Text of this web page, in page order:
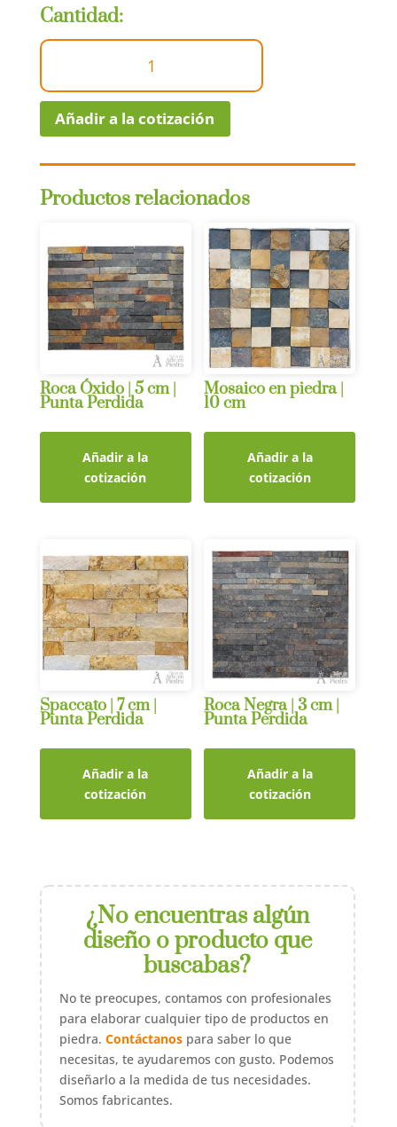
Cantidad:
Muro
|
Piedra
Piña
Añadir a la cotización
Productos relacionados
Roca Óxido | 5 cm |
Punta Perdida
Añadir a la
cotización
Mosaico en piedra |
10 cm
Añadir a la
cotización
Spaccato | 7 cm |
Punta Perdida
Añadir a la
cotización
Roca Negra | 3 cm |
Punta Perdida
Añadir a la
cotización
¿No encuentras algún
diseño o producto que
buscabas?
No te preocupes, contamos con profesionales
para elaborar cualquier tipo de productos en
piedra. Contáctanospara saber lo que
necesitas, te ayudaremos con gusto. Podemos
diseñarlo a la medida de tus necesidades.
Somos fabricantes.